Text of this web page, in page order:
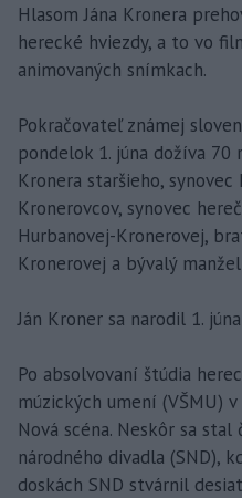
Hlasom Jána Kronera
herecké hviezdy, a to vo
animovaných snímkach.
Pokračovateľ známej
pondelok 1. júna dožíva 70
Kronera staršieho,
Kronerovcov, synovec
Hurbanovej-Kronerovej,
Kronerovej a bývalý
Ján Kroner sa narodil 1.
Po absolvovaní štúdia
múzických umení (VŠMU)
Nová scéna. Neskôr sa
národného divadla (SND),
doskách SND stvárnil